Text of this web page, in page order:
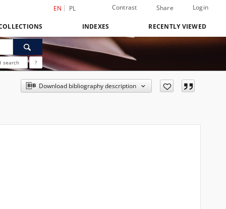
EN PL Contrast Share Login
INDEXES RECENTLY VIEWED
search ?
Download bibliography description